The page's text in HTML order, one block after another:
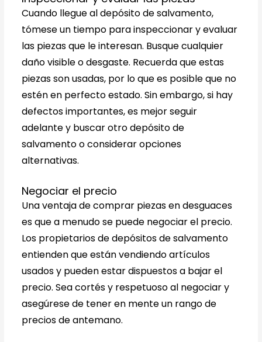
Cuando llegue al depósito de salvamento,
tómese un tiempo para inspeccionar y evaluar
las piezas que le interesan. Busque cualquier
daño visible o desgaste. Recuerda que estas
piezas son usadas, por lo que es posible que no
estén en perfecto estado. Sin embargo, si hay
defectos importantes, es mejor seguir
adelante y buscar otro depósito de
salvamento o considerar opciones
alternativas.
Negociar el precio
Una ventaja de comprar piezas en desguaces
es que a menudo se puede negociar el precio.
Los propietarios de depósitos de salvamento
entienden que están vendiendo artículos
usados ​​y pueden estar dispuestos a bajar el
precio. Sea cortés y respetuoso al negociar y
asegúrese de tener en mente un rango de
precios de antemano.